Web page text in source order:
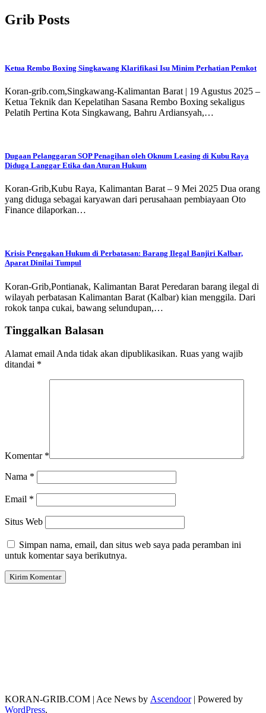
Grib Posts
Ketua Rembo Boxing Singkawang Klarifikasi Isu Minim Perhatian Pemkot
Koran-grib.com,Singkawang-Kalimantan Barat | 19 Agustus 2025 –
Ketua Teknik dan Kepelatihan Sasana Rembo Boxing sekaligus
Pelatih Pertina Kota Singkawang, Bahru Ardiansyah,…
Dugaan Pelanggaran SOP Penagihan oleh Oknum Leasing di Kubu Raya
Diduga Langgar Etika dan Aturan Hukum
Koran-Grib,Kubu Raya, Kalimantan Barat – 9 Mei 2025 Dua orang
yang diduga sebagai karyawan dari perusahaan pembiayaan Oto
Finance dilaporkan…
Krisis Penegakan Hukum di Perbatasan: Barang Ilegal Banjiri Kalbar,
Aparat Dinilai Tumpul
Koran-Grib,Pontianak, Kalimantan Barat Peredaran barang ilegal di
wilayah perbatasan Kalimantan Barat (Kalbar) kian menggila. Dari
rokok tanpa cukai, bawang selundupan,…
Tinggalkan Balasan
Alamat email Anda tidak akan dipublikasikan. Ruas yang wajib
ditandai *
Komentar *
Nama *
Email *
Situs Web
Simpan nama, email, dan situs web saya pada peramban ini
untuk komentar saya berikutnya.
KORAN-GRIB.COM | Ace News by Ascendoor| Powered by
WordPress.